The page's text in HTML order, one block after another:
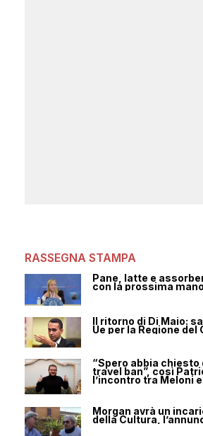
RASSEGNA STAMPA
Pane, latte e
con la prossima
Il ritorno di Di Maio:
Ue per la Regione del
“Spero abbia chiesto
travel ban”, così
l’incontro tra Meloni
Morgan avrà un
della Cultura,